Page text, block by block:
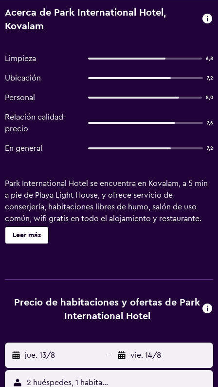
Acerca de Park International Hotel,
Kovalam
Limpieza 6,8
Ubicación 7,2
Personal 8,0
Relación calidad-
precio
7,6
En general 7,2
Park International Hotel se encuentra en Kovalam, a 5 min
a pie de Playa Light House, y ofrece servicio de
conserjería, habitaciones libres de humo, salón de uso
común, wifi gratis en todo el alojamiento y restaurante.
Este hotel de 2 estrellas ofrece recepción 24 horas y
cajero automático. El hotel dispone de piscina cubierta,
internacional de Thiruvananthapuram) está a 12 km.
Leer más
Precio de habitaciones y ofertas de Park
International Hotel
jue. 13/8 - vie. 14/8
2 huéspedes, 1 habitación